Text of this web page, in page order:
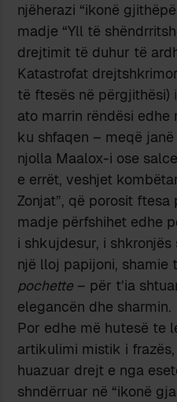
njëherazi “ikonë
madje “Yll të
drejtimit të duhur të
Katastrofat
të ftesës në përgjithësi)
ato marrin rëndësi
ku shfaqen – meqë
njolla Maalox-i ose
e errët, veshjet
Zonjat”, që porosit
madje përfshihet edhe
i shkujdesur, i
një lloj papijoni, shamie
pochette – për t’ia
elegancën dhe sharmin.
Por edhe më hutesë te
artikulimi mistik i
huazuar drejt e nga
shndërruar në “ikonë